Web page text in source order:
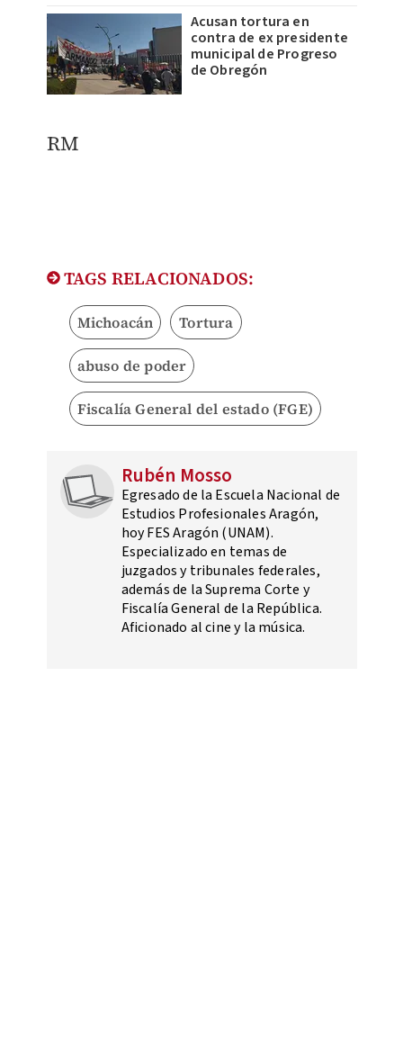
Acusan tortura en
contra de ex presidente
municipal de Progreso
de Obregón
RM
TAGS RELACIONADOS:
Michoacán Tortura
abuso de poder
Fiscalía General del estado (FGE)
Rubén Mosso
Egresado de la Escuela Nacional de
Estudios Profesionales Aragón,
hoy FES Aragón (UNAM).
Especializado en temas de
juzgados y tribunales federales,
además de la Suprema Corte y
Fiscalía General de la República.
Aficionado al cine y la música.